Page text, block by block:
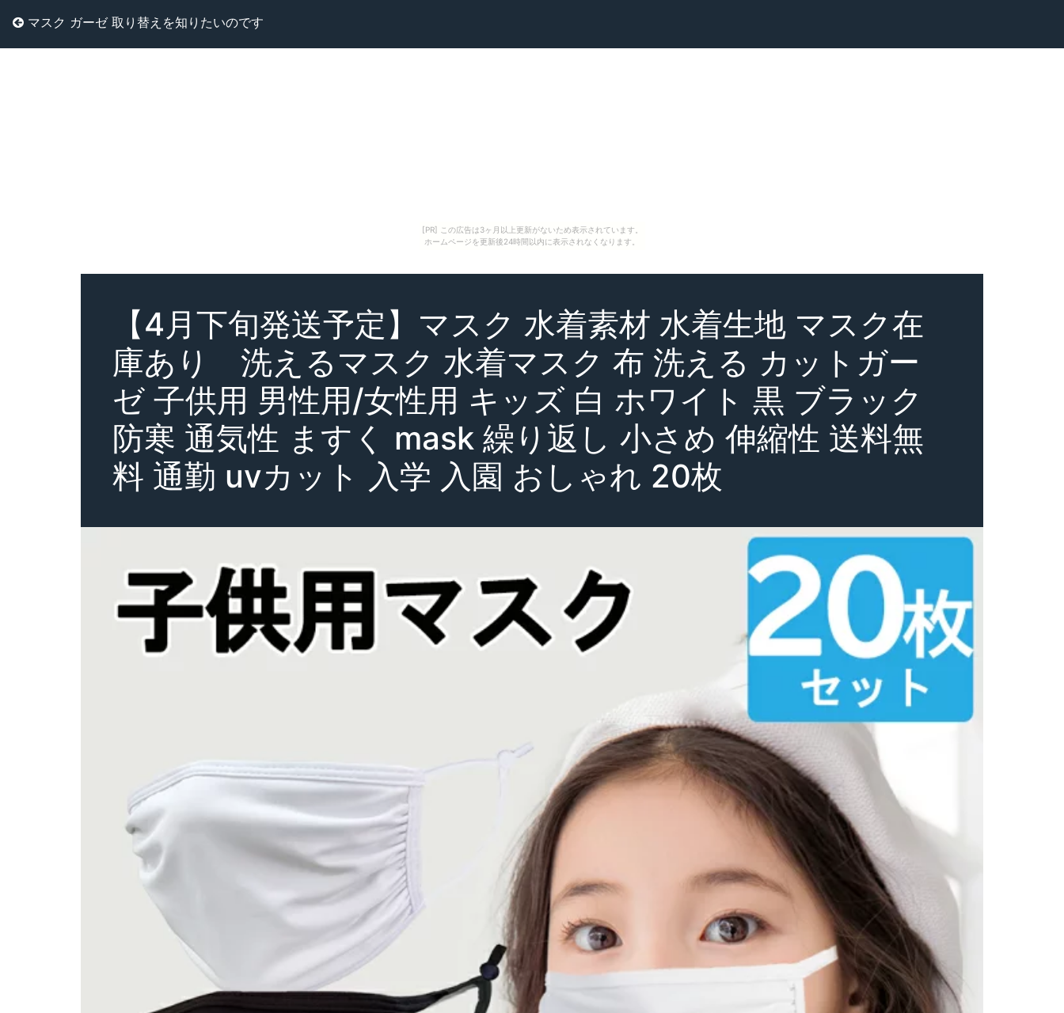
[PR] この広告は3ヶ月以上更新がないため表示されています。
ホームページを更新後24時間以内に表示されなくなります。
マスク ガーゼ 取り替えを知りたいのです
【4月下旬発送予定】マスク 水着素材 水着生地 マスク在
庫あり 洗えるマスク 水着マスク 布 洗える カットガー
ゼ 子供用 男性用/女性用 キッズ 白 ホワイト 黒 ブラック
防寒 通気性 ますく mask 繰り返し 小さめ 伸縮性 送料無
料 通勤 uvカット 入学 入園 おしゃれ 20枚